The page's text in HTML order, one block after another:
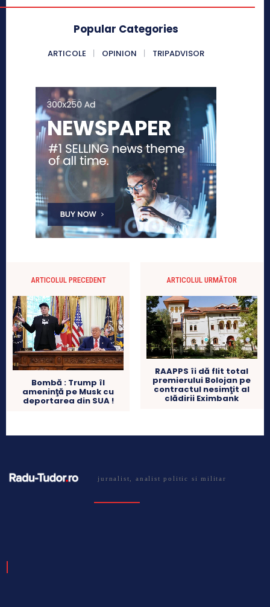
Popular Categories
ARTICOLE OPINION TRIPADVISOR
ARTICOLUL PRECEDENT
Bombă : Trump îl
ameninţă pe Musk cu
deportarea din SUA !
ARTICOLUL URMĂTOR
RAAPPS îi dă flit total
premierului Bolojan pe
contractul nesimţit al
clădirii Eximbank
jurnalist, analist politic si militar